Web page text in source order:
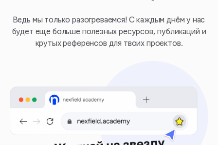
Ведь мы только разогреваемся! С каждым днём у нас
будет еще больше полезных ресурсов, публикаций и
крутых референсов для твоих проектов.